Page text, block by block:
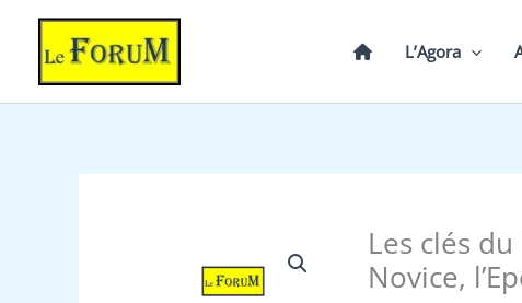
contenu
L’Agora
Les clés
Novice,
quantité
de